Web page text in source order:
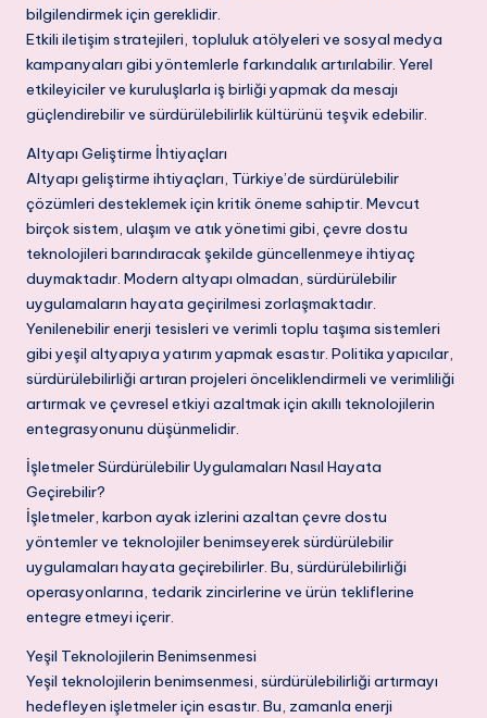
bilgilendirmek için gereklidir.
Etkili iletişim stratejileri, topluluk atölyeleri ve sosyal medya
kampanyaları gibi yöntemlerle farkındalık artırılabilir. Yerel
etkileyiciler ve kuruluşlarla iş birliği yapmak da mesajı
güçlendirebilir ve sürdürülebilirlik kültürünü teşvik edebilir.
Altyapı Geliştirme İhtiyaçları
Altyapı geliştirme ihtiyaçları, Türkiye’de sürdürülebilir
çözümleri desteklemek için kritik öneme sahiptir. Mevcut
birçok sistem, ulaşım ve atık yönetimi gibi, çevre dostu
teknolojileri barındıracak şekilde güncellenmeye ihtiyaç
duymaktadır. Modern altyapı olmadan, sürdürülebilir
uygulamaların hayata geçirilmesi zorlaşmaktadır.
Yenilenebilir enerji tesisleri ve verimli toplu taşıma sistemleri
gibi yeşil altyapıya yatırım yapmak esastır. Politika yapıcılar,
sürdürülebilirliği artıran projeleri önceliklendirmeli ve verimliliği
artırmak ve çevresel etkiyi azaltmak için akıllı teknolojilerin
entegrasyonunu düşünmelidir.
İşletmeler Sürdürülebilir Uygulamaları Nasıl Hayata
Geçirebilir?
İşletmeler, karbon ayak izlerini azaltan çevre dostu
yöntemler ve teknolojiler benimseyerek sürdürülebilir
uygulamaları hayata geçirebilirler. Bu, sürdürülebilirliği
operasyonlarına, tedarik zincirlerine ve ürün tekliflerine
entegre etmeyi içerir.
Yeşil Teknolojilerin Benimsenmesi
Yeşil teknolojilerin benimsenmesi, sürdürülebilirliği artırmayı
hedefleyen işletmeler için esastır. Bu, zamanla enerji